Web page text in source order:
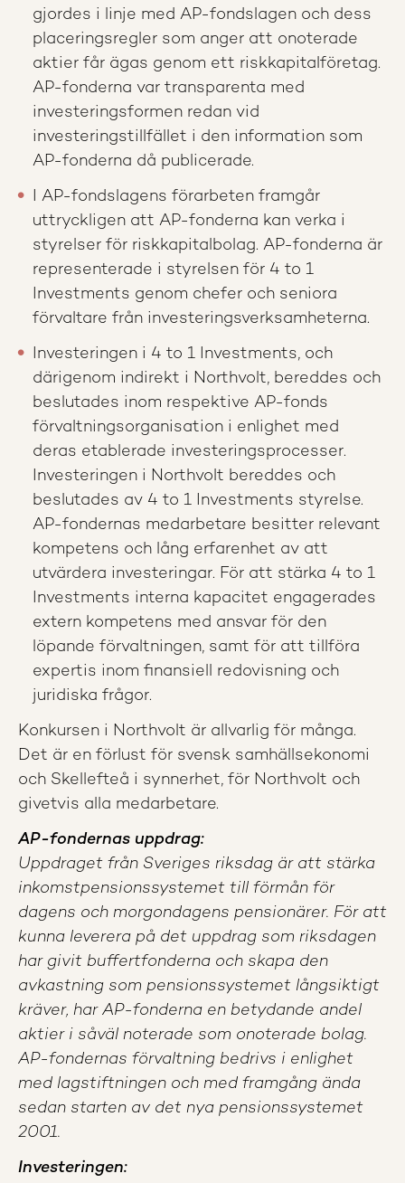
gjordes i linje med AP-fondslagen och dess
placeringsregler som anger att onoterade
aktier får ägas genom ett riskkapitalföretag.
AP-fonderna var transparenta med
investeringsformen redan vid
investeringstillfället i den information som
AP-fonderna då publicerade.
I AP-fondslagens förarbeten framgår
uttryckligen att AP-fonderna kan verka i
styrelser för riskkapitalbolag. AP-fonderna är
representerade i styrelsen för 4 to 1
Investments genom chefer och seniora
förvaltare från investeringsverksamheterna.
Investeringen i 4 to 1 Investments, och
därigenom indirekt i Northvolt, bereddes och
beslutades inom respektive AP-fonds
förvaltningsorganisation i enlighet med
deras etablerade investeringsprocesser.
Investeringen i Northvolt bereddes och
beslutades av 4 to 1 Investments styrelse.
AP-fondernas medarbetare besitter relevant
kompetens och lång erfarenhet av att
utvärdera investeringar. För att stärka 4 to 1
Investments interna kapacitet engagerades
extern kompetens med ansvar för den
löpande förvaltningen, samt för att tillföra
expertis inom finansiell redovisning och
juridiska frågor.
Konkursen i Northvolt är allvarlig för många.
Det är en förlust för svensk samhällsekonomi
och Skellefteå i synnerhet, för Northvolt och
givetvis alla medarbetare.
AP-fondernas uppdrag:
Uppdraget från Sveriges riksdag är att stärka
inkomstpensionssystemet till förmån för
dagens och morgondagens pensionärer. För att
kunna leverera på det uppdrag som riksdagen
har givit buffertfonderna och skapa den
avkastning som pensionssystemet långsiktigt
kräver, har AP-fonderna en betydande andel
aktier i såväl noterade som onoterade bolag.
AP-fondernas förvaltning bedrivs i enlighet
med lagstiftningen och med framgång ända
sedan starten av det nya pensionssystemet
2001.
Investeringen: